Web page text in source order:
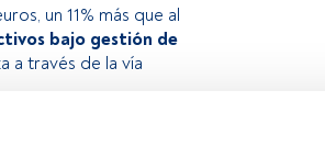
un 11% más que al
bajo gestión de
a través de la vía